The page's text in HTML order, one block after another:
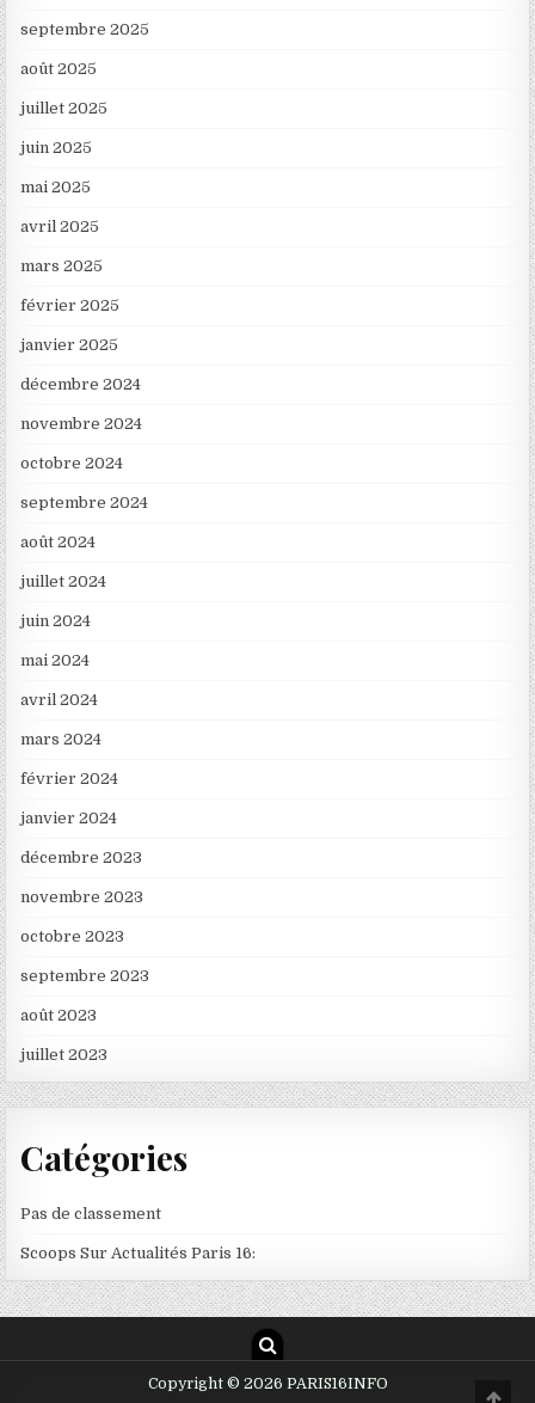
septembre 2025
août 2025
juillet 2025
juin 2025
mai 2025
avril 2025
mars 2025
février 2025
janvier 2025
décembre 2024
novembre 2024
octobre 2024
septembre 2024
août 2024
juillet 2024
juin 2024
mai 2024
avril 2024
mars 2024
février 2024
janvier 2024
décembre 2023
novembre 2023
octobre 2023
septembre 2023
août 2023
juillet 2023
Catégories
Pas de classement
Scoops Sur Actualités Paris 16:
Copyright © 2026 PARIS16INFO